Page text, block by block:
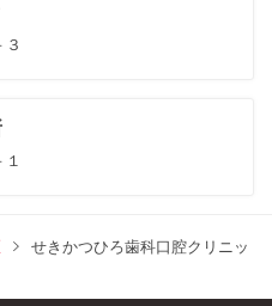
せきかつひろ歯科口腔クリニッ